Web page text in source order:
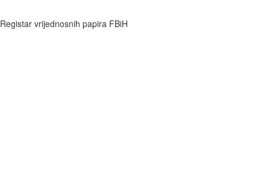
Registar vrijednosnih papira FBiH